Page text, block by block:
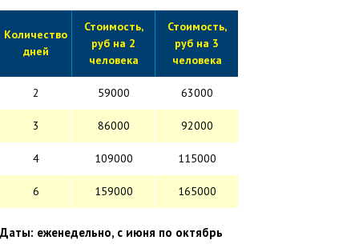
Количество
дней
Стоимость,
руб на 2
человека
Стоимость,
руб на 3
человека
2 59000 63000
3 86000 92000
4 109000 115000
6 159000 165000
Даты: еженедельно, с июня по октябрь